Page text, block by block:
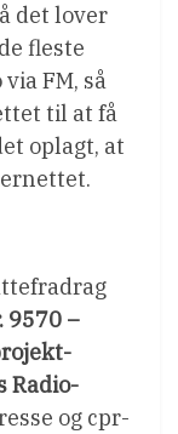
det lover
fleste
FM, så
til at få
oplagt, at
9570 –
Radio-
og cpr-